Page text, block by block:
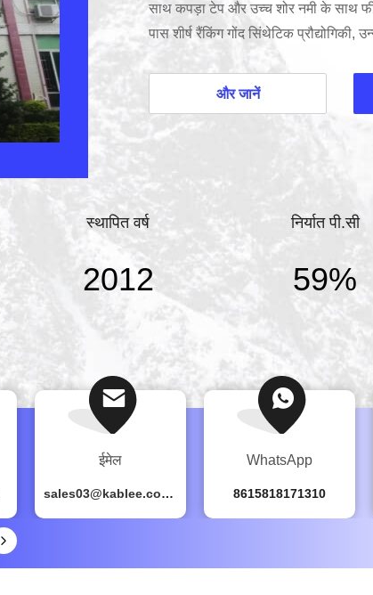
साथ कपड़ा टेप और उच्च शोर नमी के साथ
पास शीर्ष रैंकिंग गोंद सिंथेटिक प्रौद्योगिकी,
प्रबंधन प्रणाली के आधार पर उत्कृष्ट
निर्माता के लिए समाधान प्रदान करते
और जानें
स्थापित वर्ष
2013
निर्यात पी.सी
60%
ईमेल
sales03@kablee.com.cn
WhatsApp
8615818171310